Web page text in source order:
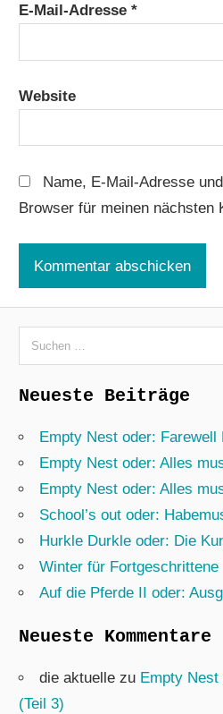
E-Mail-Adresse*
Website
Name, E-Mail-Adresse
Browser für meinen nächsten
Suchen
nach:
Neueste Beiträge
Empty Nest oder: Farewell
Empty Nest oder: Alles
Empty Nest oder: Alles
School’s out oder:
Hurkle Durkle oder: Die
Winter für Fortgeschrittene
Auf die Pferde II oder:
Neueste Kommentare
die aktuelle zu Empty
(Teil 3)